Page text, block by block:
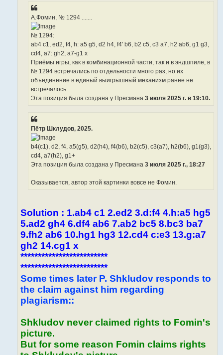
А.Фомин, № 1294 .......
№ 1294:
ab4 c1, ed2, f4, h: a5 g5, d2 h4, f4' b6, b2 c5, c3 a7, h2 ab6, g1 g3,
cd4, a7: gh2, a7-g1 x
Приёмы игры, как в комбинационной части, так и в эндшпиле, в
№ 1294 встречались по отдельности много раз, но их
объединение в единый выигрышный механизм ранее не
встречалось.
Эта позиция была создана у Пресмана 3 июля 2025 г. в 19:10.
Пётр Шклудов, 2025.
b4(c1), d2, f4, a5(g5), d2(h4), f4(b6), b2(c5), c3(a7), h2(b6), g1(g3),
cd4, a7(h2), g1+
Эта позиция была создана у Пресмана 3 июля 2025 г., 18:27
Оказывается, автор этой картинки вовсе не Фомин.
Solution : 1.ab4 c1 2.ed2 3.d:f4 4.h:a5 hg5
5.ad2 gh4 6.df4 ab6 7.ab2 bc5 8.bc3 ba7
9.fh2 ab6 10.hg1 hg3 12.cd4 c:e3 13.g:a7
gh2 14.cg1 x
*************************
*************************
Some times later P. Shkludov responds to
the claim against him regarding
plagiarism::
Shkludov never claimed rights to Fomin's
picture.
But for some reason Fomin claims rights